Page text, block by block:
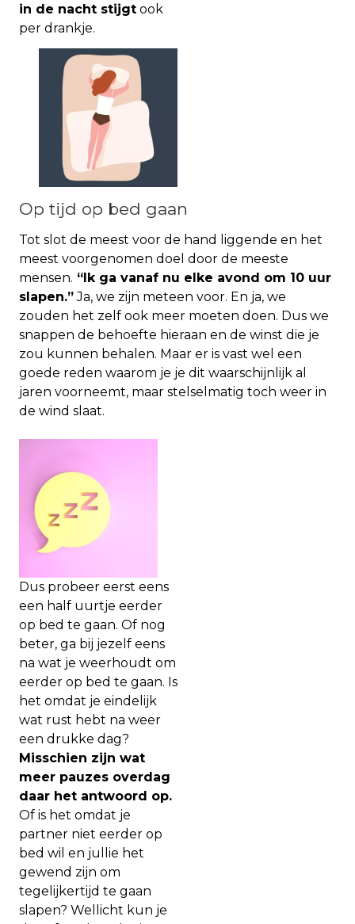
in de nacht stijgt ook
per drankje.
Op tijd op bed gaan
Tot slot de meest voor de hand liggende en het
meest voorgenomen doel door de meeste
mensen. “Ik ga vanaf nu elke avond om 10 uur
slapen.”Ja, we zijn meteen voor. En ja, we
zouden het zelf ook meer moeten doen. Dus we
snappen de behoefte hieraan en de winst die je
zou kunnen behalen. Maar er is vast wel een
goede reden waarom je je dit waarschijnlijk al
jaren voorneemt, maar stelselmatig toch weer in
de wind slaat.
Dus probeer eerst eens
een half uurtje eerder
op bed te gaan. Of nog
beter, ga bij jezelf eens
na wat je weerhoudt om
eerder op bed te gaan. Is
het omdat je eindelijk
wat rust hebt na weer
een drukke dag?
Misschien zijn wat
meer pauzes overdag
daar het antwoord op.
Of is het omdat je
partner niet eerder op
bed wil en jullie het
gewend zijn om
tegelijkertijd te gaan
slapen? Wellicht kun je